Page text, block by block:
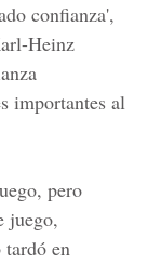
confianza',
Heinz
importantes al
pero
juego,
en